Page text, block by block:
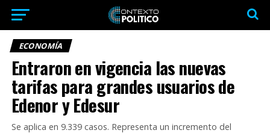
ECONOMÍA
Entraron en vigencia las nuevas
tarifas para grandes usuarios de
Edenor y Edesur
Se aplica en 9.339 casos. Representa un incremento del